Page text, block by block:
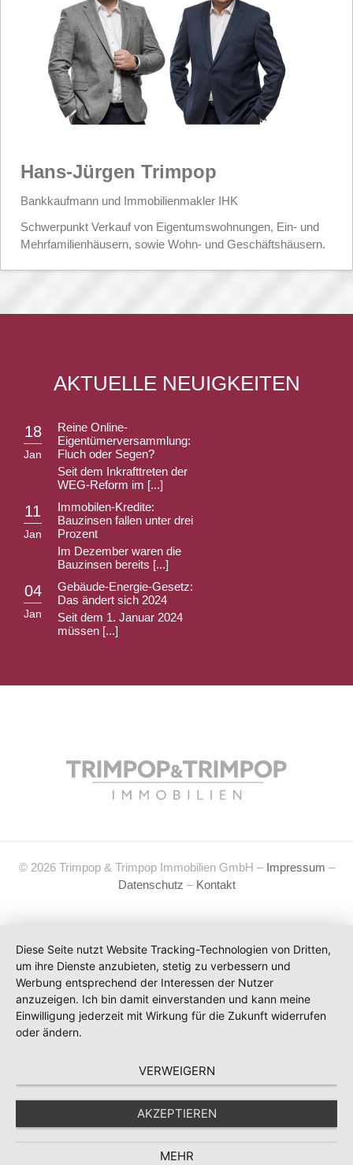
Hans-Jürgen Trimpop
Bankkaufmann und Immobilienmakler IHK
Schwerpunkt Verkauf von Eigentumswohnungen, Ein- und
Mehrfamilienhäusern, sowie Wohn- und Geschäftshäusern.
AKTUELLE NEUIGKEITEN
18
Jan
Reine Online-
Eigentümerversammlung:
Fluch oder Segen?
Seit dem Inkrafttreten der
WEG-Reform im [...]
11
Jan
Immobilen-Kredite:
Bauzinsen fallen unter drei
Prozent
Im Dezember waren die
Bauzinsen bereits [...]
04
Jan
Gebäude-Energie-Gesetz:
Das ändert sich 2024
Seit dem 1. Januar 2024
müssen [...]
© 2026 Trimpop & Trimpop Immobilien GmbH – Impressum –
Datenschutz – Kontakt
Diese Seite nutzt Website Tracking-Technologien von Dritten,
um ihre Dienste anzubieten, stetig zu verbessern und
Werbung entsprechend der Interessen der Nutzer
anzuzeigen. Ich bin damit einverstanden und kann meine
Einwilligung jederzeit mit Wirkung für die Zukunft widerrufen
oder ändern.
VERWEIGERN
AKZEPTIEREN
MEHR